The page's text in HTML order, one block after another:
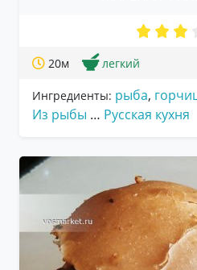
20м легкий
Ингредиенты: рыба,
Из рыбы … Русская кухня